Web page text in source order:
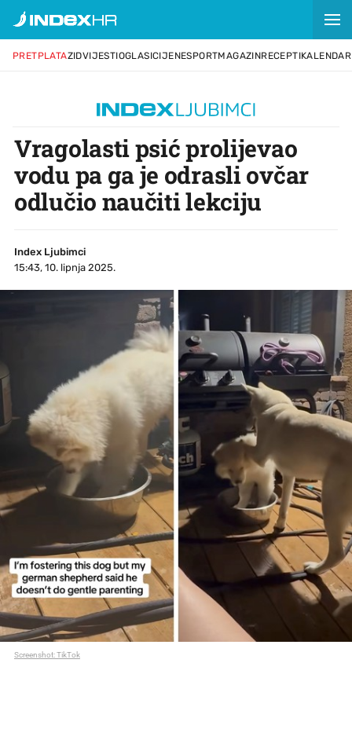
PRETPLATAZIDVIJESTIOGLASICIJENESPORTMAGAZINRECEPTIKALENDAR
Vragolasti psić prolijevao
vodu pa ga je odrasli ovčar
odlučio naučiti lekciju
Index Ljubimci
15:43, 10. lipnja 2025.
Screenshot: TikTok